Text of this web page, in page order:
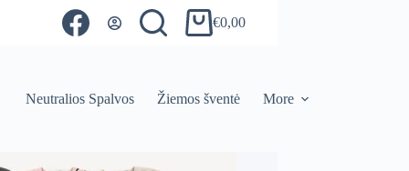
Shopping
€0,00
Neutralios Spalvos Žiemos šventė More